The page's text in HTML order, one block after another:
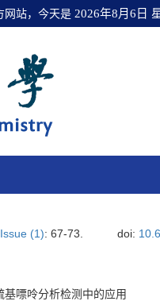
网站，今天是 2026年8月6日
Issue (1): 67-73. doi:
嘌呤分析检测中的应用